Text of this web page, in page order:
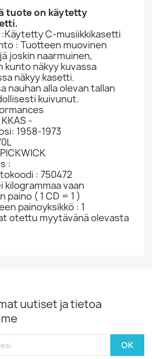
tuote on käytetty
C-musiikkikasetti
: Tuotteen muovinen
joskin naarmuinen,
kunto näkyy kuvassa
näkyy kasetti.
nauhan alla olevan tallan
kuivunut.
-
1958-1973
:
: 750472
kilogrammaa vaan
paino ( 1 CD = 1 )
painoyksikkö : 1
otettu myytävänä olevasta
uutiset ja tietoa